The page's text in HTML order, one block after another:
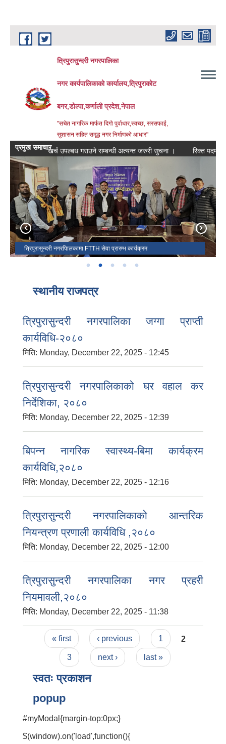
Skip to main content
त्रिपुरासुन्दरी नगरपालिका
नगर कार्यपालिकाको कार्यालय,त्रिपुराकोट
बगर,डोल्पा,कर्णाली प्रदेश,नेपाल
"सचेत नागरिक मार्फत दिगो पुर्वाधार,स्वच्छ, सरसफाई,
सुशासन सहित समृद्ध नगर निर्माणको आधार"
प्रमुख समाचार
उपचार खर्च उपल्बध गराउने सम्बन्धी अत्यन्त जरुरी सुचना । रिक्त पदमा स्थायी
MoU signing between Tripurasundari Municipality & Embassy of
India Kathmandu for Construction of Shree Kasturi Secondary
School.
त्रिपुरासुन्दरी नगरपािलकामा FTTH सेवा प्रारम्भ कार्यक्रम
वाला त्रिपुरासुन्दरी माताको मन्दिर ।
नगरपालिका केन्द्र त्रिपुराकोट वगर ।
प्रमुख जिल्ला अधिकारी ज्यूलाई नगरपालिकामा स्वागत ।
स्थानीय राजपत्र
त्रिपुरासुन्दरी नगरपालिका जग्गा प्राप्ती
कार्यविधि-२०८०
मिति: Monday, December 22, 2025 - 12:45
त्रिपुरासुन्दरी नगरपालिकाको घर वहाल कर
निर्देशिका, २०८०
मिति: Monday, December 22, 2025 - 12:39
बिपन्न नागरिक स्वास्थ्य-बिमा कार्यक्रम
कार्यविधि,२०८०
मिति: Monday, December 22, 2025 - 12:16
त्रिपुरासुन्दरी नगरपालिकाको आन्तरिक
नियन्त्रण प्रणाली कार्यविधि ,२०८०
मिति: Monday, December 22, 2025 - 12:00
त्रिपुरासुन्दरी नगरपालिका नगर प्रहरी
नियमावली,२०८०
मिति: Monday, December 22, 2025 - 11:38
Pages
« first ‹ previous 1 2
3 next › last »
स्वतः प्रकाशन
popup
#myModal{margin-top:0px;}
$(window).on('load',function(){